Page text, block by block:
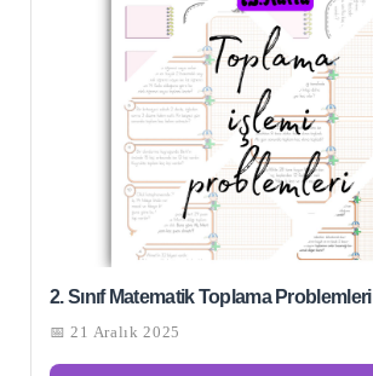
2. Sınıf Matematik Toplama Problemleri
📅 21 Aralık 2025